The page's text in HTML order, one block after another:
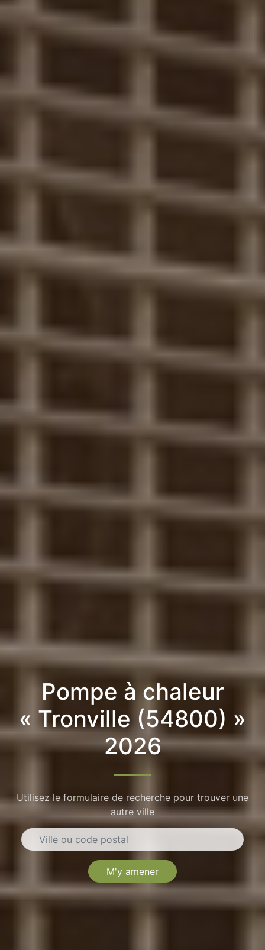
Pompe à chaleur
« Tronville (54800) »
2026
Utilisez le formulaire de recherche pour trouver une
autre ville
M'y amener